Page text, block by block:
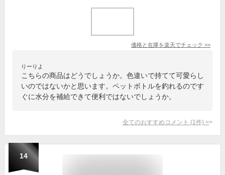
価格と在庫を楽天でチェック >>
りーりよ
こちらの商品はどうでしょうか。色違いで持てて可愛らし
いのではないかと思います。ペットボトルを釣れるのです
ぐに水分を補給できて便利ではないでしょうか。
全てのおすすめコメント (1 件) >
14